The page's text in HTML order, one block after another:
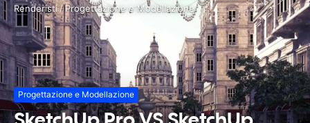
Renderisti/Progettazione e Modellazione
Progettazione e Modellazione